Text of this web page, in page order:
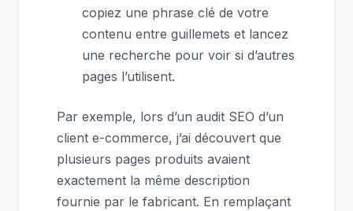
copiez une phrase clé de votre
contenu entre guillemets et lancez
une recherche pour voir si d’autres
pages l’utilisent.
Par exemple, lors d’un audit SEO d’un
client e-commerce, j’ai découvert que
plusieurs pages produits avaient
exactement la même description
fournie par le fabricant. En remplaçant